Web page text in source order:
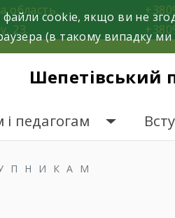
область,
23.
Шепетівський
педагогам
cookie, якщо ви не
(в такому випадку